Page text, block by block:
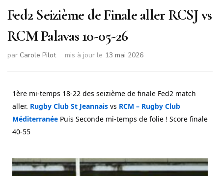
Fed2 Seizième de Finale aller RCSJ vs
RCM Palavas 10-05-26
par Carole Pilot mis à jour le 13 mai 2026
1ère mi-temps 18-22 des seizième de finale Fed2 match
aller. Rugby Club St Jeannais vs RCM – Rugby Club
Méditerranée Puis Seconde mi-temps de folie ! Score finale
40-55